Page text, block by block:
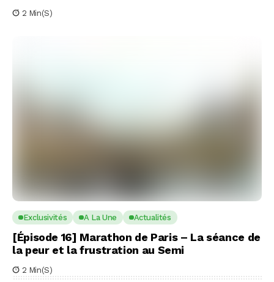
2 Min(s)
Exclusivités A La Une Actualités
[Épisode 16] Marathon de Paris – La séance de
la peur et la frustration au Semi
2 Min(s)